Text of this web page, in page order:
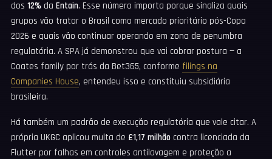
dos 12% da Entain. Esse número importa porque sinaliza quais
grupos vão tratar o Brasil como mercado prioritário pós-Copa
2026 e quais vão continuar operando em zona de penumbra
regulatória. A SPA já demonstrou que vai cobrar postura — a
Coates family por trás da Bet365, conforme filings na
Companies House, entendeu isso e constituiu subsidiária
brasileira.
Há também um padrão de execução regulatória que vale citar. A
própria UKGC aplicou multa de £1,17 milhão contra licenciada da
Flutter por falhas em controles antilavagem e proteção a